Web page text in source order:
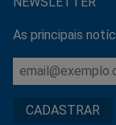
As principais